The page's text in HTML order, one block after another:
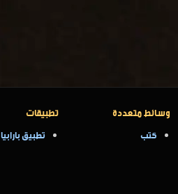
وسائط متعددة
كتب
تطبيقات
تطبيق بارابيا